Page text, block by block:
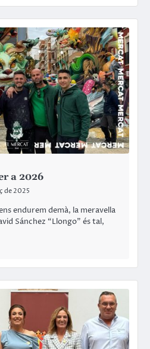
a 2026
de 2025
endurem demà, la meravella
Sánchez “Llongo” és tal,